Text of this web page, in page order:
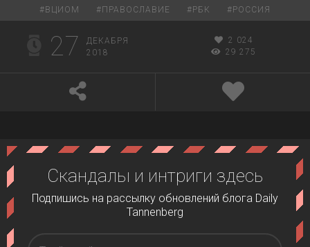
# ВЦИОМ # ПРАВОСЛАВИЕ # РБК # РОССИЯ
27
ДЕКАБРЯ
2018
2 024
29 275
Скандалы и интриги здесь
Подпишись на рассылку обновлений блога Daily
Tannenberg